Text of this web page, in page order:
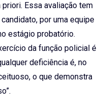
Essa avaliação tem
por uma equipe
estágio probatório.
da função policial é
deficiência é, no
o que demonstra